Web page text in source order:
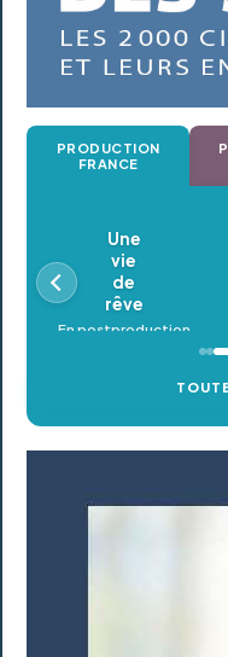
PRODUCTION
FRANCE
En